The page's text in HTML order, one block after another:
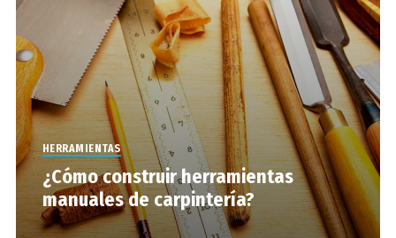
HERRAMIENTAS
¿Cómo construir herramientas
manuales de carpintería?